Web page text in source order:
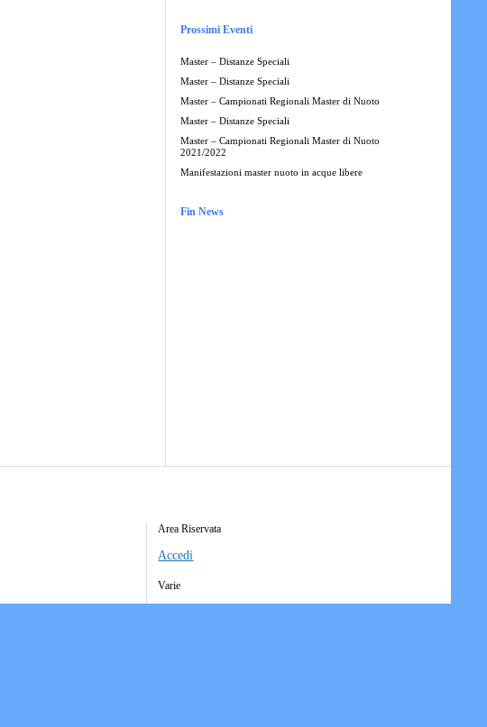
Prossimi Eventi
Master – Distanze Speciali
Master – Distanze Speciali
Master – Campionati Regionali Master di Nuoto
Master – Distanze Speciali
Master – Campionati Regionali Master di Nuoto
2021/2022
Manifestazioni master nuoto in acque libere
Fin News
Area Riservata
Accedi
Varie